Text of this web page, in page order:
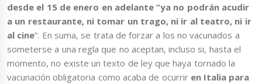
desde el 15 de enero en adelante “ya no podrán acudir
a un restaurante, ni tomar un trago, ni ir al teatro, ni ir
al cine”. En suma, se trata de forzar a los no vacunados a
someterse a una regla que no aceptan, incluso si, hasta el
momento, no existe un texto de ley que haya tornado la
vacunación obligatoria como acaba de ocurrir en Italia para